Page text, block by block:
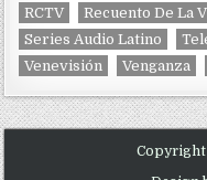
RCTV
Recuento De La
Series Audio Latino
Venevisión
Venganza